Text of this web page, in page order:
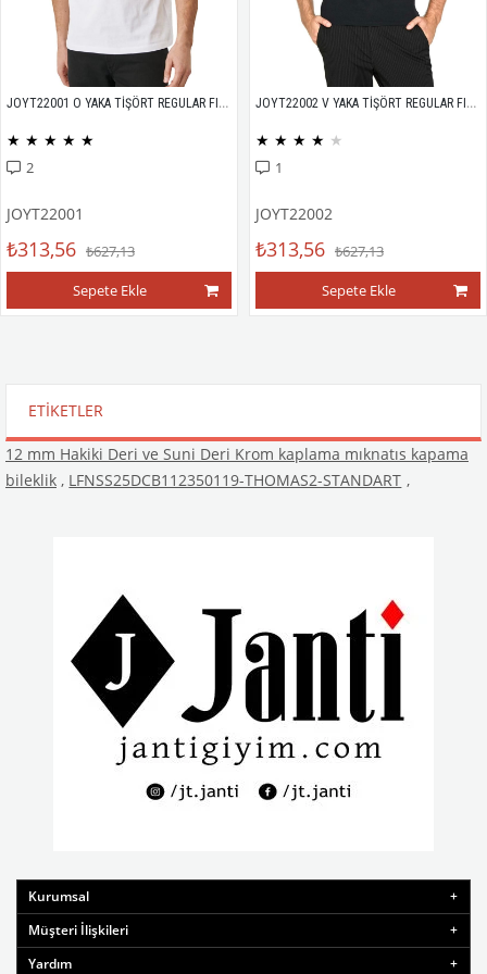
JOYT22001 O YAKA TİŞÖRT REGULAR FIT %100 PAMUK COMPACK PENYE
★ ★ ★ ★ ★
2
JOYT22001
₺313,56 ₺627,13
Sepete Ekle
JOYT22002 V YAKA TİŞÖRT REGULAR FIT %100 PAMUK COMPACK PENYE
★ ★ ★ ★ ★
1
JOYT22002
₺313,56 ₺627,13
Sepete Ekle
ETIKETLER
12 mm Hakiki Deri ve Suni Deri Krom kaplama mıknatıs kapama
bileklik , LFNSS25DCB112350119-THOMAS2-STANDART ,
Kurumsal
Müşteri İlişkileri
Yardım